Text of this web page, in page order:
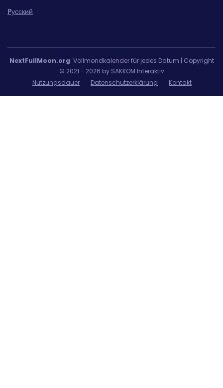
Pусский
NextFullMoon.org: Vollmondkalender für jedes Datum | Copyright
© 2021 - 2026 by SAKKOM Interaktiv
Nutzungsdauer
Datenschutzerklärung Kontakt